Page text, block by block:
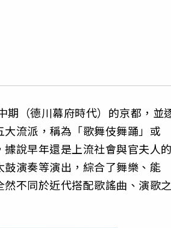
期（德川幕府時代）的京都，並
流派，稱為「歌舞伎舞踊」或
據說早年還是上流社會與官夫人
演奏等演出，綜合了舞樂、能
不同於近代搭配歌謠曲、演歌